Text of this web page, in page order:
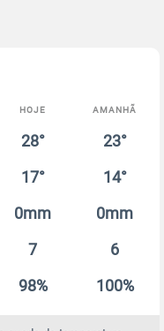
HOJE AMANHÃ
28° 23°
17° 14°
0mm 0mm
7 6
98% 100%